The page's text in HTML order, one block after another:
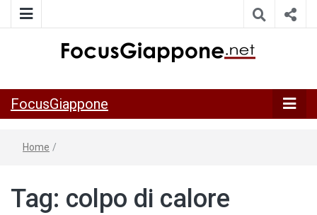
della Japan Italy Economic Federation
FocusGiappone
Home /
Tag: colpo di calore